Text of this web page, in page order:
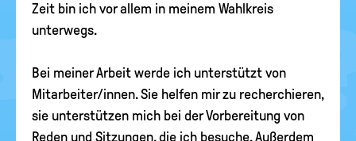
Zeit bin ich vor allem in meinem Wahlkreis
unterwegs.
Bei meiner Arbeit werde ich unterstützt von
Mitarbeiter/innen. Sie helfen mir zu recherchieren,
sie unterstützen mich bei der Vorbereitung von
Reden und Sitzungen, die ich besuche. Außerdem